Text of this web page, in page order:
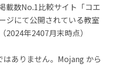
載数No.1比較サイト「コエ
ジにて公開されている教室
年2407月末時点）
はありません。Mojang から